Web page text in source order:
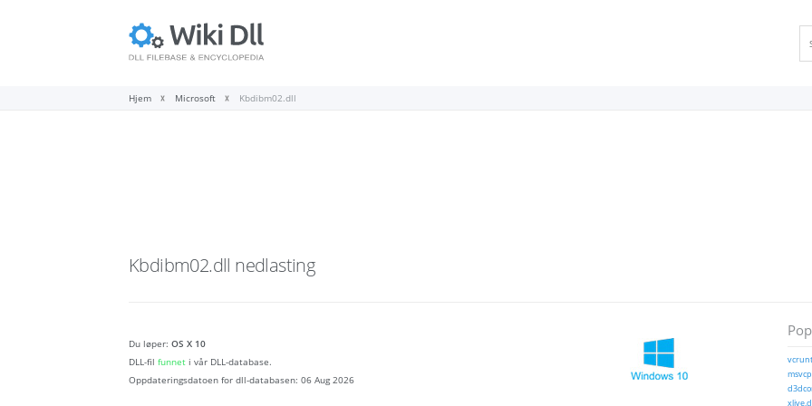
Hjem Microsoft Kbdibm02.dll
Kbdibm02.dll nedlasting
Du løper: OS X 10
DLL-fil funnet i vår DLL-database.
Oppdateringsdatoen for dll-databasen: 06 Aug 2026